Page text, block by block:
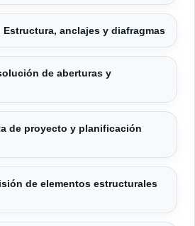
anclajes y diafragmas
de aberturas y
de proyecto y planificación
de elementos estructurales